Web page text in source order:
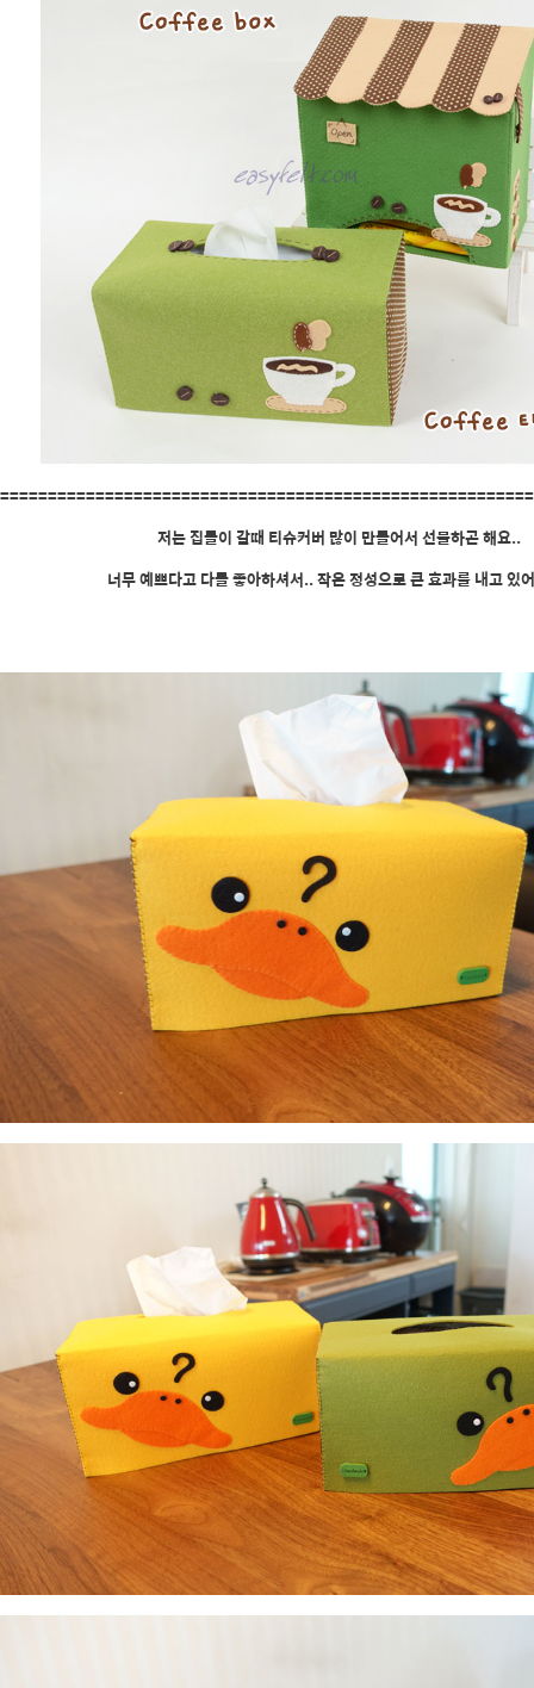
저는 집들이 갈때 티슈커버 많이 만들어서 선물하곤 해요..
너무 예쁘다고 다들 좋아하셔서.. 작은 정성으로 큰 효과를 내고 있